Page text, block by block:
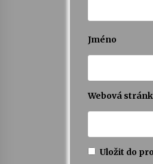
Jméno
Webová
Uložit do